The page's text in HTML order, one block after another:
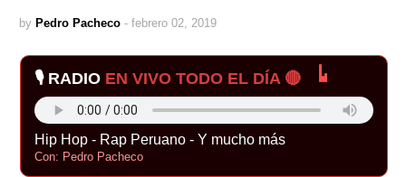
by Pedro Pacheco - febrero 02, 2019
🎙️ RADIO EN VIVO TODO EL DÍA 🔴
Hip Hop - Rap Peruano - Y mucho más
Con: Pedro Pacheco